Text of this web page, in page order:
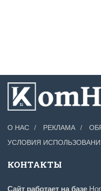
О НАС РЕКЛАМА
УСЛОВИЯ
КОНТАКТЫ
Сайт работает на базе